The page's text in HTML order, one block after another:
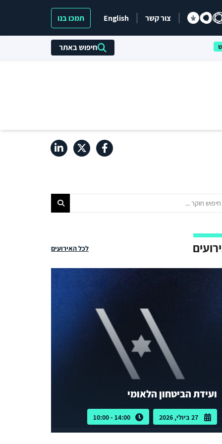
צור קשר English תמכו בנו
חיפוש באתר
לכל האירועים
ועידת הביטחון הלאומי
27 ביולי, 2026 14:00 - 10:00